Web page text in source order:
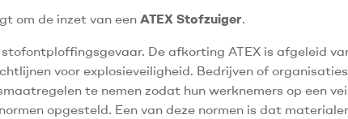
om de inzet van eenATEX Stofzuiger.
De afkorting ATEX is afgeleid
voor explosieveiligheid. Bedrijven of
te nemen zodat hun werknemers op een
opgesteld. Een van deze normen is dat